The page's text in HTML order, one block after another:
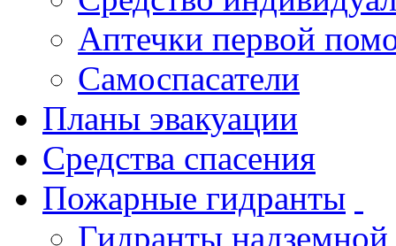
Аптечки первой
Самоспасатели
Планы эвакуации
Средства спасения
Пожарные гидранты
Гидранты